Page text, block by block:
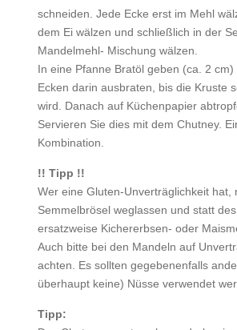
schneiden. Jede Ecke erst im Mehl
dem Ei wälzen und schließlich in der
Mandelmehl- Mischung wälzen.
In eine Pfanne Bratöl geben (ca. 2 cm)
Ecken darin ausbraten, bis die Kruste
wird. Danach auf Küchenpapier
Servieren Sie dies mit dem Chutney.
Kombination.
!! Tipp !!
Wer eine Gluten-Unverträglichkeit hat,
Semmelbrösel weglassen und statt
ersatzweise Kichererbsen- oder
Auch bitte bei den Mandeln auf
achten. Es sollten gegebenenfalls
überhaupt keine) Nüsse verwendet
Tipp: